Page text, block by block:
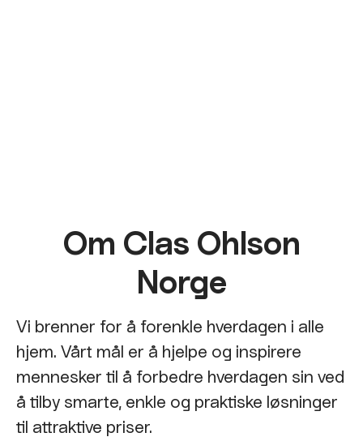
Om Clas Ohlson
Norge
Vi brenner for å forenkle hverdagen i alle
hjem. Vårt mål er å hjelpe og inspirere
mennesker til å forbedre hverdagen sin ved
å tilby smarte, enkle og praktiske løsninger
til attraktive priser.